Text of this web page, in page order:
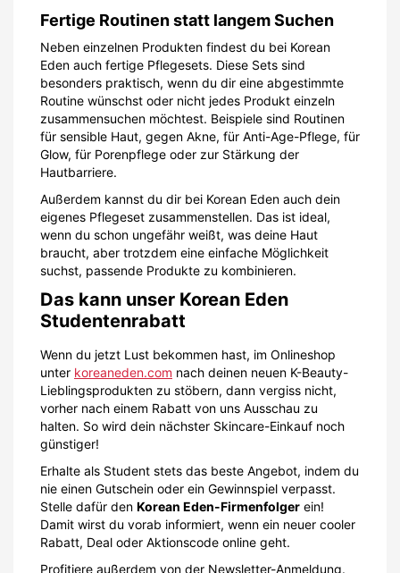
Fertige Routinen statt langem Suchen
Neben einzelnen Produkten findest du bei Korean
Eden auch fertige Pflegesets. Diese Sets sind
besonders praktisch, wenn du dir eine abgestimmte
Routine wünschst oder nicht jedes Produkt einzeln
zusammensuchen möchtest. Beispiele sind Routinen
für sensible Haut, gegen Akne, für Anti-Age-Pflege, für
Glow, für Porenpflege oder zur Stärkung der
Hautbarriere.
Außerdem kannst du dir bei Korean Eden auch dein
eigenes Pflegeset zusammenstellen. Das ist ideal,
wenn du schon ungefähr weißt, was deine Haut
braucht, aber trotzdem eine einfache Möglichkeit
suchst, passende Produkte zu kombinieren.
Das kann unser Korean Eden
Studentenrabatt
Wenn du jetzt Lust bekommen hast, im Onlineshop
unter koreaneden.com nach deinen neuen K-Beauty-
Lieblingsprodukten zu stöbern, dann vergiss nicht,
vorher nach einem Rabatt von uns Ausschau zu
halten. So wird dein nächster Skincare-Einkauf noch
günstiger!
Erhalte als Student stets das beste Angebot, indem du
nie einen Gutschein oder ein Gewinnspiel verpasst.
Stelle dafür den Korean Eden-Firmenfolger ein!
Damit wirst du vorab informiert, wenn ein neuer cooler
Rabatt, Deal oder Aktionscode online geht.
Profitiere außerdem von der Newsletter-Anmeldung.